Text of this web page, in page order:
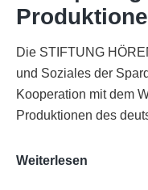
Die STIFTUNG
und Soziales der
Kooperation mit dem
Produktionen des
Weiterlesen